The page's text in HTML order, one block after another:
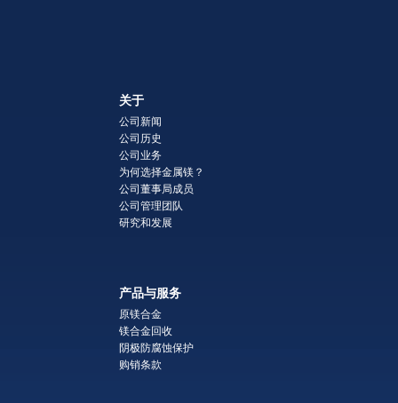
关于
公司新闻
公司历史
公司业务
为何选择金属镁？
公司董事局成员
公司管理团队
研究和发展
产品与服务
原镁合金
镁合金回收
阴极防腐蚀保护
购销条款